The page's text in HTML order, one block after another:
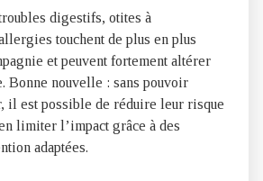
digestifs, otites à
touchent de plus en plus
et peuvent fortement altérer
Bonne nouvelle : sans pouvoir
il est possible de réduire leur risque
limiter l’impact grâce à des
adaptées.